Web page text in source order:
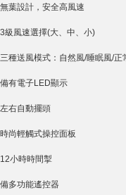
無葉設計，安全高風速
3級風速選擇(大、中、小)
三種送風模式：自然風/睡眠風/正
備有電子LED顯示
左右自動擺頭
時尚輕觸式操控面板
12小時時間掣
備多功能遙控器